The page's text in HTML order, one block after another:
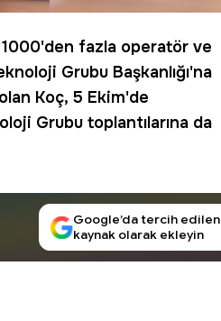
fazla operatör ve
Grubu Başkanlığı'na
Koç, 5 Ekim'de
Grubu toplantılarına da
Google’da tercih edilen
kaynak olarak ekleyin